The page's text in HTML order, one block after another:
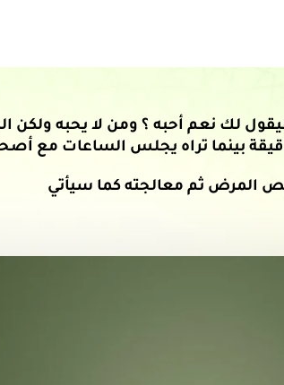
لك نعم أحبه ؟ ومن لا يحبه
بينما تراه يجلس الساعات مع
المرض ثم معالجته كما سيأتي